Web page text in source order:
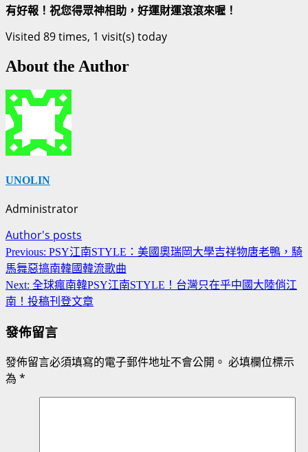
有好報！祝您得眾神相助，好運財運滾滾來喔！
Visited 89 times, 1 visit(s) today
About the Author
UNOLIN
Administrator
Author's posts
Continue
Reading
Previous: PSY江南STYLE：美國奧瑞岡大學吉祥物唐老鴨，騎
馬舞惡搞南韓國韓流歌曲
Next: 全球瘋南韓PSY江南STYLE！台灣只在乎中國大陸俏江
南！投稿刊登文章
發佈留言
發佈留言必須填寫的電子郵件地址不會公開。 必填欄位標示
為 *